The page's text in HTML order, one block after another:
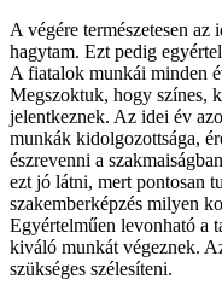
A végére természetesen az
hagytam. Ezt pedig
A fiatalok munkái minden
Megszoktuk, hogy színes,
jelentkeznek. Az idei év
munkák kidolgozottsága,
észrevenni a
ezt jó látni, mert pontosan
szakemberképzés milyen
Egyértelműen levonható a
kiváló munkát végeznek.
szükséges szélesíteni.